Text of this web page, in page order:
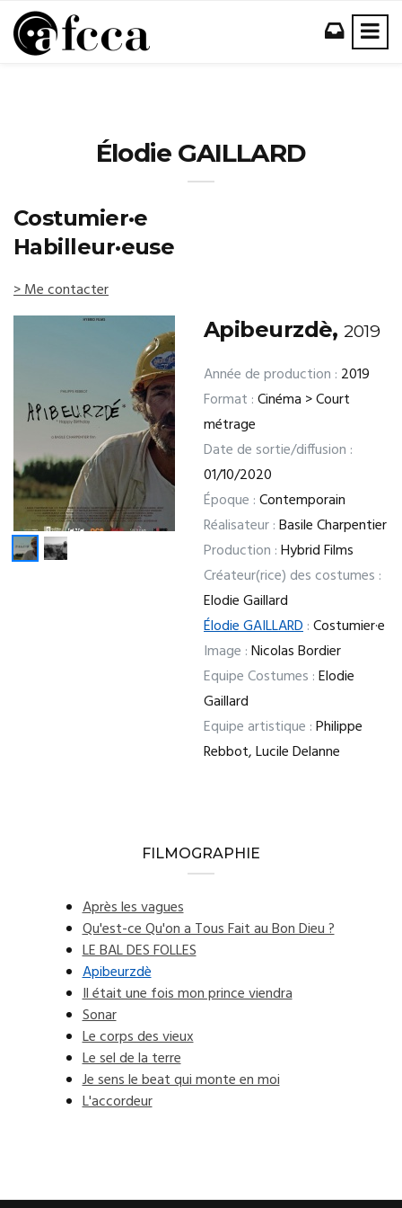
Élodie GAILLARD
Costumier·e
Habilleur·euse
> Me contacter
Apibeurzdè,2019
Année de production : 2019
Format :Cinéma > Court
métrage
Date de sortie/diffusion :
01/10/2020
Époque :Contemporain
Réalisateur :Basile Charpentier
Production :Hybrid Films
Créateur(rice) des costumes :
Elodie Gaillard
Élodie GAILLARD:Costumier·e
Image :Nicolas Bordier
Equipe Costumes :Elodie
Gaillard
Equipe artistique :Philippe
Rebbot, Lucile Delanne
FILMOGRAPHIE
Après les vagues
Qu'est-ce Qu'on a Tous Fait au Bon Dieu ?
LE BAL DES FOLLES
Apibeurzdè
Il était une fois mon prince viendra
Sonar
Le corps des vieux
Le sel de la terre
Je sens le beat qui monte en moi
L'accordeur